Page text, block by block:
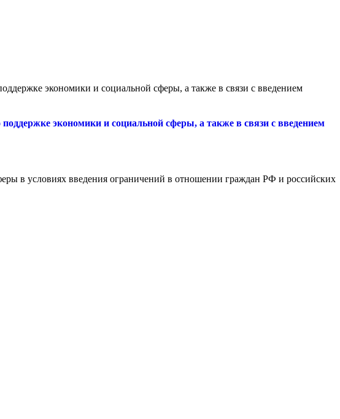
экономики и социальной сферы, а также в связи с введением
экономики и социальной сферы, а также в связи с введением
в условиях введения ограничений в отношении граждан РФ и российских